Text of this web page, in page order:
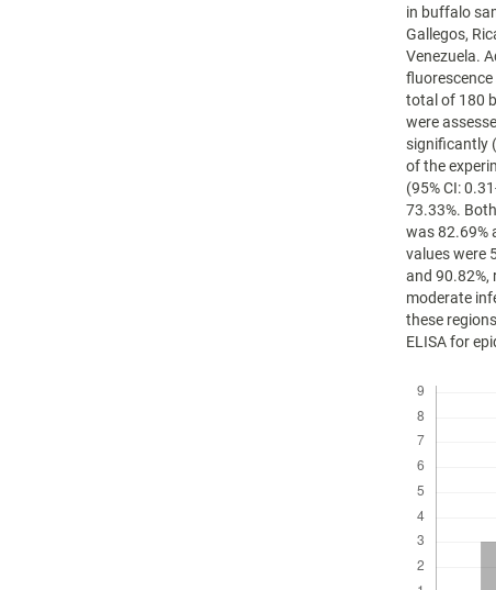
in buffalo
Gallegos,
Venezuela.
total of 180
were
significantly
of the
(95% CI:
73.33%.
was 82.69%
values were
and 90.82%,
moderate
these
ELISA for